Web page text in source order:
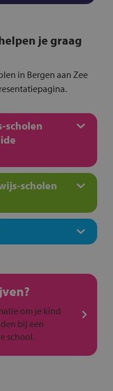
je graag
in Bergen aan Zee
scholen
scholen
om je kind
bij een
school.